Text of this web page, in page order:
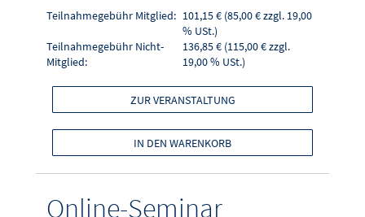
Teilnahmegebühr Mitglied: 101,15 € (85,00 € zzgl. 19,00
% USt.)
Teilnahmegebühr Nicht-
Mitglied:
136,85 € (115,00 € zzgl.
19,00 % USt.)
ZUR VERANSTALTUNG
IN DEN WARENKORB
Online-Seminar